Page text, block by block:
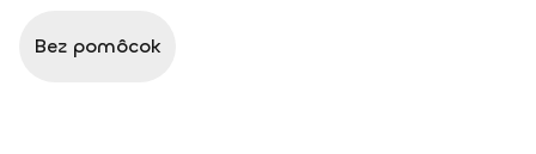
Bez pomôcok